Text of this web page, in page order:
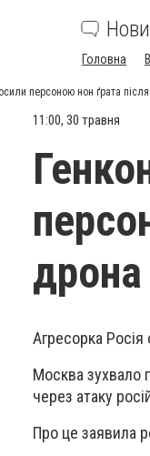
Головна
персоною нон ґрата
11:00, 30 травня
дрона
Агресорка Росія
Москва зухвало
через атаку
Про це заявила